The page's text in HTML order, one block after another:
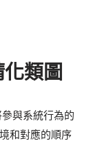
類圖
與系統行為的
和對應的順序